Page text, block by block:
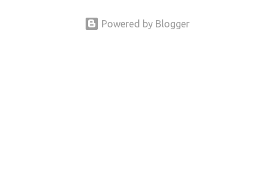
Powered by Blogger